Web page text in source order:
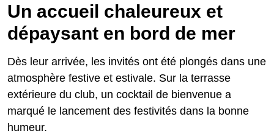
Un accueil chaleureux et
dépaysant en bord de mer
Dès leur arrivée, les invités ont été plongés dans une
atmosphère festive et estivale. Sur la terrasse
extérieure du club, un cocktail de bienvenue a
marqué le lancement des festivités dans la bonne
humeur.